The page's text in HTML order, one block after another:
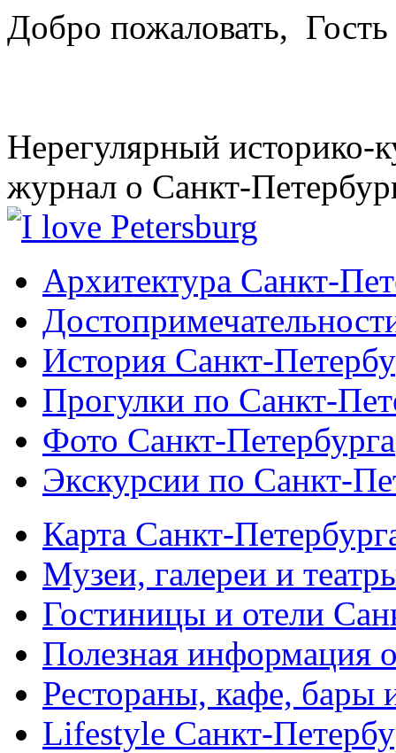
Добро пожаловать, Гость
Нерегулярный историко-
журнал о Санкт-
Архитектура Санкт-
История Санкт-
Прогулки по Санкт-
Фото Санкт-Петербурга
Экскурсии по Санкт-
Карта Санкт-
Музеи, галереи и
Гостиницы и отели
Полезная информация
Рестораны, кафе, бары
Lifestyle Санкт-